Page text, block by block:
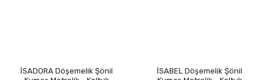
İSADORA Döşemelik Şönil
İSABEL Döşemelik Şönil